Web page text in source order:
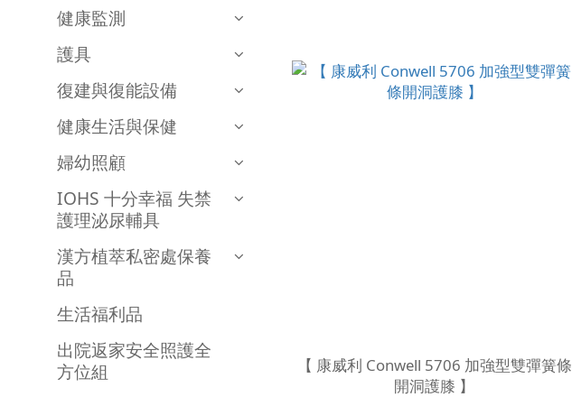
健康監測
護具
復建與復能設備
健康生活與保健
婦幼照顧
IOHS 十分幸福 失禁
護理泌尿輔具
漢方植萃私密處保養
品
生活福利品
出院返家安全照護全
方位組
【 康威利 Conwell 5706 加強型雙彈簧條
開洞護膝 】